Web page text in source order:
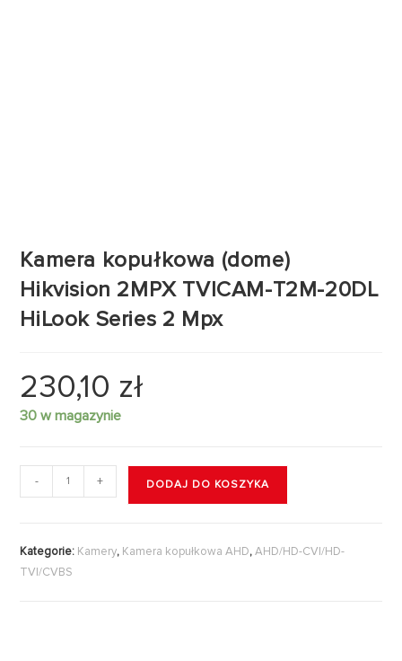
Kamera kopułkowa (dome)
Hikvision 2MPX TVICAM-T2M-20DL
HiLook Series 2 Mpx
230,10 zł
30 w magazynie
- + DODAJ DO KOSZYKA
Kategorie: Kamery, Kamera kopułkowa AHD,AHD/HD-CVI/HD-
TVI/CVBS